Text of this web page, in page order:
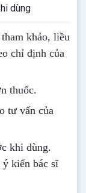
dùng
khảo, liều
chỉ định của
thuốc.
tư vấn của
khi dùng.
kiến bác sĩ